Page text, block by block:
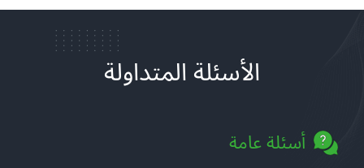
الأسئلة المتداولة
أسئلة عامة